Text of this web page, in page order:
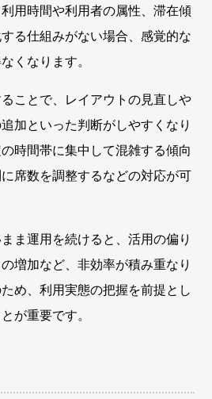
用時間や利用者の属性、滞在傾
る仕組みがない場合、感覚的な
くなります。
ことで、レイアウトの見直しや
加といった判断がしやすくなり
時間帯に集中して混雑する傾向
席数を調整するなどの対応が可
ま運用を続けると、活用の偏り
増加など、非効率が積み重なり
め、利用実態の把握を前提とし
が重要です。